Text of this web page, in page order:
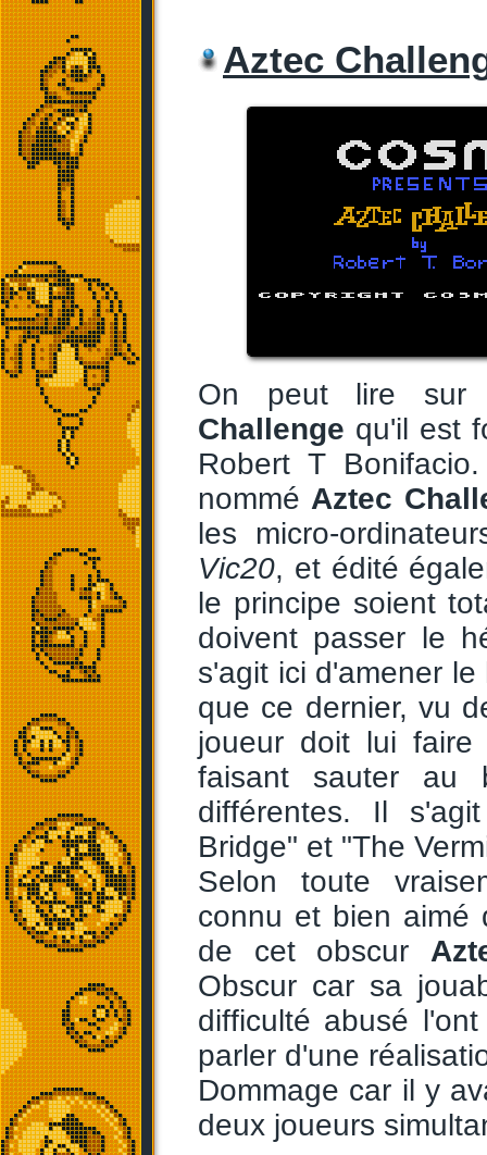
Aztec
On peut lire sur
Challenge qu'il est
Robert T
nommé Aztec
les micro-
Vic20, et édité
le principe soient
doivent passer le
s'agit ici d'amener
que ce dernier, vu
joueur doit lui
faisant sauter au
différentes. Il
Bridge" et "The
Selon toute
connu et bien
de cet obscur
Obscur car sa
difficulté abusé
parler d'une
Dommage car il y
deux joueurs